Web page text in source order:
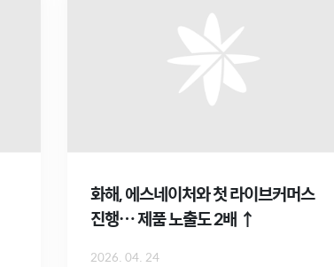
화해, 에스네이처와 첫 라이브커머스
진행… 제품 노출도 2배 ↑
2026. 04. 24